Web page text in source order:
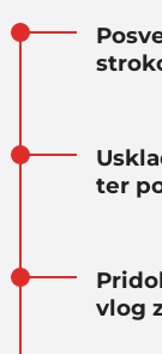
ter
vlog